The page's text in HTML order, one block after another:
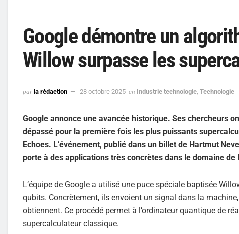
Google démontre un
Willow surpasse les
par la rédaction 28 octobre 2025 en Industrie technologie Technologie
Google annonce une avancée historique. Ses chercheurs
dépassé pour la première fois les plus puissants
Echoes. L’événement, publié dans un billet de Hartmut
porte à des applications très concrètes dans le domaine
L’équipe de Google a utilisé une puce spéciale baptisée
qubits. Concrètement, ils envoient un signal dans la
obtiennent. Ce procédé permet à l’ordinateur quantique de
supercalculateur classique.